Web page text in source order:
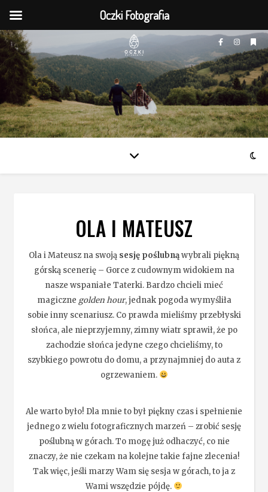
OLA I MATEUSZ
Ola i Mateusz na swoją sesję poślubnąwybrali piękną
górską scenerię – Gorce z cudownym widokiem na
nasze wspaniałe Taterki. Bardzo chcieli mieć
magiczne golden hour, jednak pogoda wymyśliła
sobie inny scenariusz. Co prawda mieliśmy przebłyski
słońca, ale nieprzyjemny, zimny wiatr sprawił, że po
zachodzie słońca jedyne czego chcieliśmy, to
szybkiego powrotu do domu, a przynajmniej do auta z
ogrzewaniem.
Ale warto było! Dla mnie to był piękny czas i spełnienie
jednego z wielu fotograficznych marzeń – zrobić sesję
poślubną w górach. To mogę już odhaczyć, co nie
znaczy, że nie czekam na kolejne takie fajne zlecenia!
Tak więc, jeśli marzy Wam się sesja w górach, to ja z
Wami wszędzie pójdę.
Oczki Fotografia